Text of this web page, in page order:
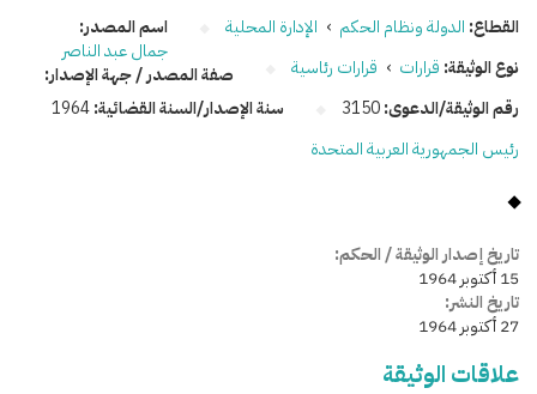
القطاع: الدولة ونظام الحكم › الإدارة المحلية
نوع الوثيقة: قرارات › قرارات رئاسية
رقم الوثيقة/الدعوى:3150 سنة الإصدار/السنة القضائية:1964
اسم المصدر:
جمال عبد الناصر
صفة المصدر / جهة الإصدار:
رئيس الجمهورية العربية المتحدة
تاريخ إصدار الوثيقة / الحكم:
15 أكتوبر 1964
تاريخ النشر:
27 أكتوبر 1964
علاقات الوثيقة